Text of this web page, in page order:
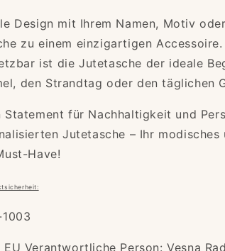
Design mit Ihrem Namen, Motiv
zu einem einzigartigen Accessoire.
ist die Jutetasche der ideale
den Strandtag oder den täglichen
Statement für Nachhaltigkeit und
Jutetasche – Ihr modisches
Have!
Verantwortliche Person: Vesna